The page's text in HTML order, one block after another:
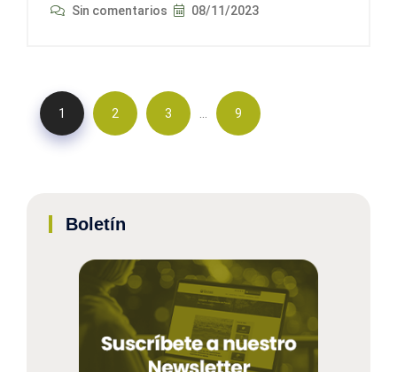
Sin comentarios 08/11/2023
1 2 3 … 9
Boletín